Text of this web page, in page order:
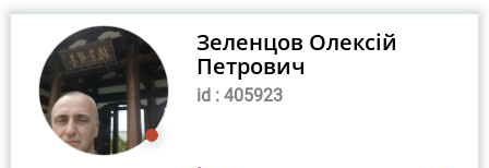
Зеленцов Олексій
Петрович
id : 405923